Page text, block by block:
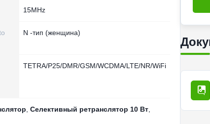
15MHz
N -тип (женщина)
TETRA/P25/DMR/GSM/WCDMA/LTE/NR/WiFi
Селективный ретранслятор 10 Вт